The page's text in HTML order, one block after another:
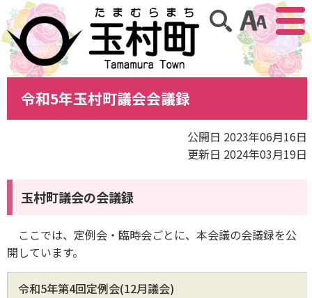
アクセ
サイト内検索
令和5年玉村町議会会議録
公開日 2023年06月16日
更新日 2024年03月19日
玉村町議会の会議録
ここでは、定例会・臨時会ごとに、本会議の会議録を公
開しています。
令和5年第4回定例会(12月議会)